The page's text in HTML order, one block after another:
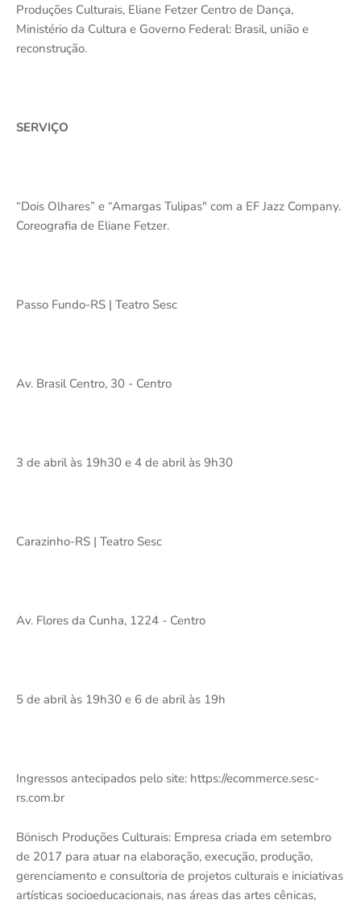
Produções Culturais, Eliane Fetzer Centro de Dança,
Ministério da Cultura e Governo Federal: Brasil, união e
reconstrução.
SERVIÇO
“Dois Olhares” e “Amargas Tulipas" com a EF Jazz Company.
Coreografia de Eliane Fetzer.
Passo Fundo-RS | Teatro Sesc
Av. Brasil Centro, 30 - Centro
3 de abril às 19h30 e 4 de abril às 9h30
Carazinho-RS | Teatro Sesc
Av. Flores da Cunha, 1224 - Centro
5 de abril às 19h30 e 6 de abril às 19h
Ingressos antecipados pelo site: https://ecommerce.sesc-
rs.com.br
Bönisch Produções Culturais: Empresa criada em setembro
de 2017 para atuar na elaboração, execução, produção,
gerenciamento e consultoria de projetos culturais e iniciativas
artísticas socioeducacionais, nas áreas das artes cênicas,